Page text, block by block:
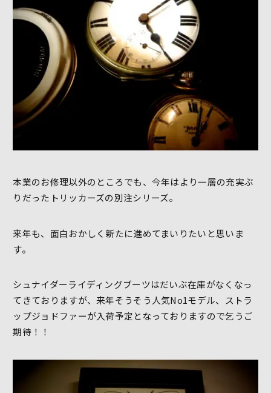
本業のお修理以外のところでも、今年はより一層の充実ぶ
りだったトリッカーズの別注シリーズ。
来年も、面白おかしく新たに進めてまいりたいと思いま
す。
シュナイダーライディングブーツはだいぶ在庫がなくなっ
てきておりますが、来年そうそう人気No1モデル、ストラ
ップジョドファーが入荷予定となっておりますので乞うご
期待！！